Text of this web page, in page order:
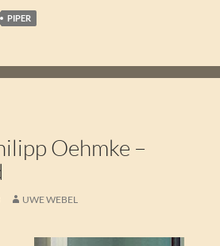
PIPER
Oehmke –
UWE WEBEL